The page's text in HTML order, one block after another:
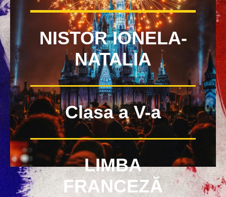
NISTOR IONELA-
NATALIA
Clasa a V-a
LIMBA
FRANCEZĂ